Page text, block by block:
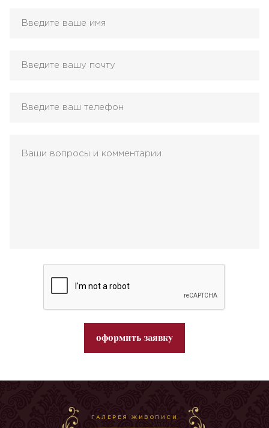
оформить заявку
ГАЛЕРЕЯ ЖИВОПИСИ